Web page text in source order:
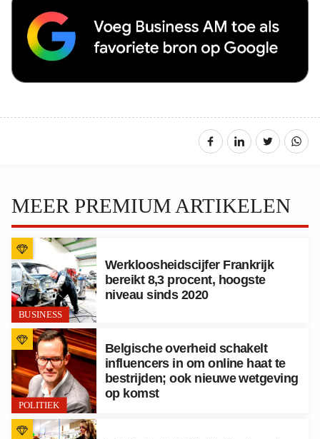
MEER PREMIUM ARTIKELEN
BUSINESS
Werkloosheidscijfer Frankrijk
bereikt 8,3 procent, hoogste
niveau sinds 2020
POLITIEK
Belgische overheid schakelt
influencers in om online haat te
bestrijden; ook nieuwe wetgeving
op komst